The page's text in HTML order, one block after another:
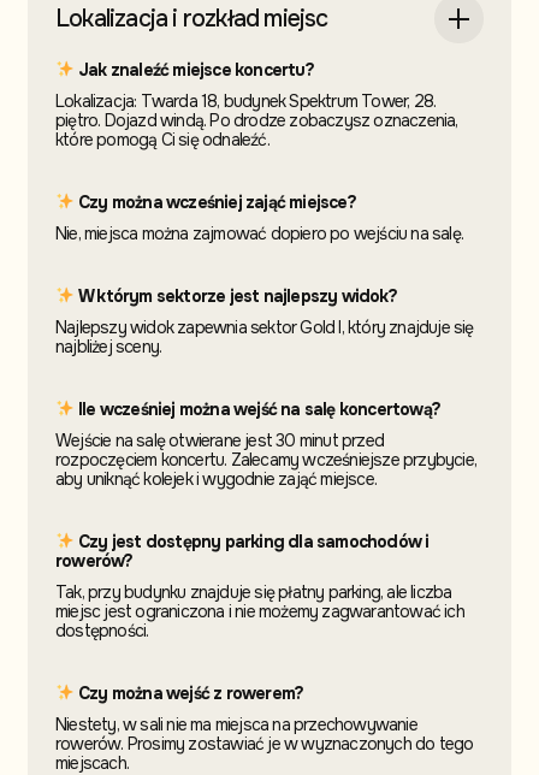
Lokalizacja i rozkład miejsc
Jak znaleźć miejsce koncertu?
Lokalizacja: Twarda 18, budynek Spektrum Tower, 28.
piętro. Dojazd windą. Po drodze zobaczysz oznaczenia,
które pomogą Ci się odnaleźć.
Czy można wcześniej zająć miejsce?
Nie, miejsca można zajmować dopiero po wejściu na salę.
W którym sektorze jest najlepszy widok?
Najlepszy widok zapewnia sektor Gold I, który znajduje się
najbliżej sceny.
Ile wcześniej można wejść na salę koncertową?
Wejście na salę otwierane jest 30 minut przed
rozpoczęciem koncertu. Zalecamy wcześniejsze przybycie,
aby uniknąć kolejek i wygodnie zająć miejsce.
Czy jest dostępny parking dla samochodów i
rowerów?
Tak, przy budynku znajduje się płatny parking, ale liczba
miejsc jest ograniczona i nie możemy zagwarantować ich
dostępności.
Czy można wejść z rowerem?
Niestety, w sali nie ma miejsca na przechowywanie
rowerów. Prosimy zostawiać je w wyznaczonych do tego
miejscach.